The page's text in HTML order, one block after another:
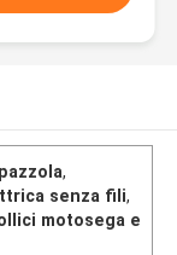
,
senza fili,
motosega e